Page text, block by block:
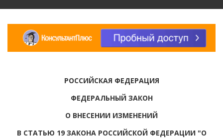
РОССИЙСКАЯ ФЕДЕРАЦИЯ
ФЕДЕРАЛЬНЫЙ ЗАКОН
О ВНЕСЕНИИ ИЗМЕНЕНИЙ
В СТАТЬЮ 19 ЗАКОНА РОССИЙСКОЙ ФЕДЕРАЦИИ "О